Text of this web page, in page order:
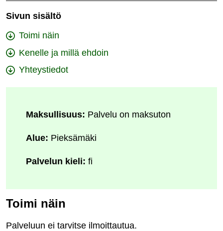
Sivun sisältö
Toimi näin
Kenelle ja millä ehdoin
Yhteystiedot
Maksullisuus: Palvelu on maksuton
Alue: Pieksämäki
Palvelun kieli: fi
Toimi näin
Palveluun ei tarvitse ilmoittautua.